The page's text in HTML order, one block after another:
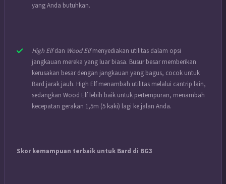
yang Anda butuhkan.
High Elfdan Wood Elfmenyediakan utilitas dalam opsi
jangkauan mereka yang luar biasa. Busur besar memberikan
kerusakan besar dengan jangkauan yang bagus, cocok untuk
Bard jarak jauh. High Elf menambah utilitas melalui cantrip lain,
sedangkan Wood Elf lebih baik untuk pertempuran, menambah
kecepatan gerakan 1,5m (5 kaki) lagi ke jalan Anda.
Skor kemampuan terbaik untuk Bard di BG3